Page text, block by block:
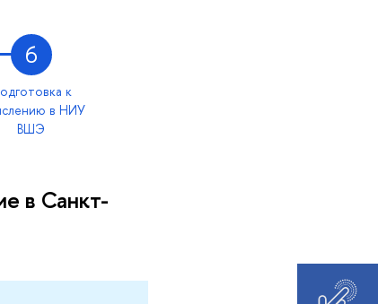
6
к
в НИУ
ВШЭ
в Санкт-